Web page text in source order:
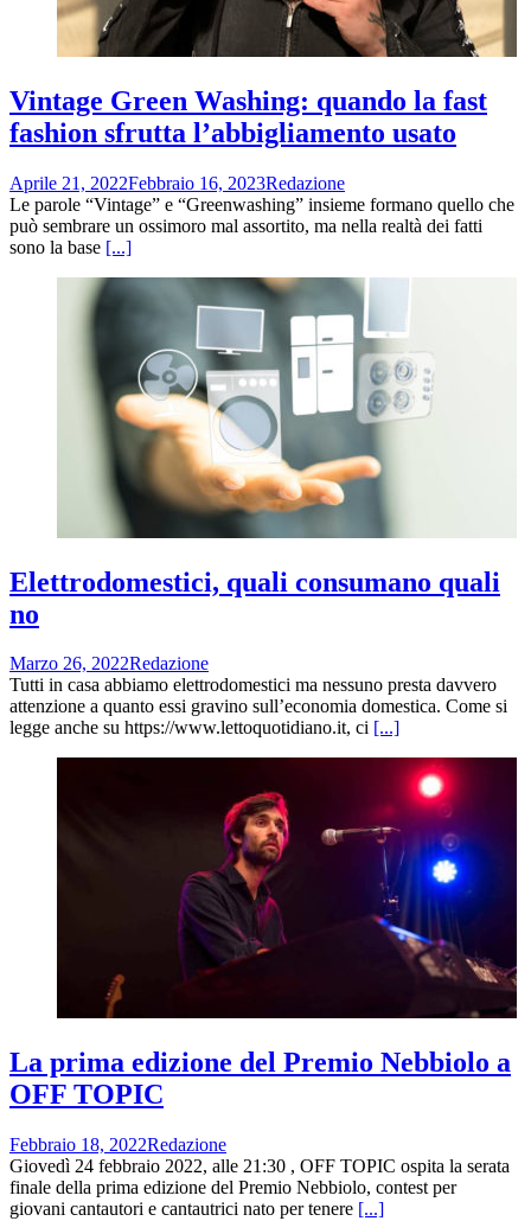
Vintage Green Washing: quando la fast
fashion sfrutta l’abbigliamento usato
Aprile 21, 2022Febbraio 16, 2023Redazione
Le parole “Vintage” e “Greenwashing” insieme formano quello che
può sembrare un ossimoro mal assortito, ma nella realtà dei fatti
sono la base [...]
Elettrodomestici, quali consumano quali
no
Marzo 26, 2022Redazione
Tutti in casa abbiamo elettrodomestici ma nessuno presta davvero
attenzione a quanto essi gravino sull’economia domestica. Come si
legge anche su https://www.lettoquotidiano.it, ci [...]
La prima edizione del Premio Nebbiolo a
OFF TOPIC
Febbraio 18, 2022Redazione
Giovedì 24 febbraio 2022, alle 21:30 , OFF TOPIC ospita la serata
finale della prima edizione del Premio Nebbiolo, contest per
giovani cantautori e cantautrici nato per tenere [...]